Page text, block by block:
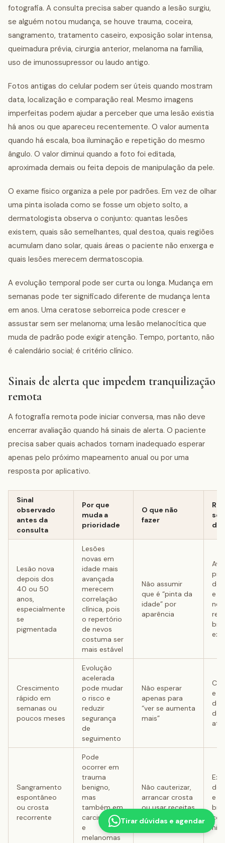
fotografia. A consulta precisa saber quando a lesão surgiu,
se alguém notou mudança, se houve trauma, coceira,
sangramento, tratamento caseiro, exposição solar intensa,
queimadura prévia, cirurgia anterior, melanoma na família,
uso de imunossupressor ou laudo antigo.
Fotos antigas do celular podem ser úteis quando mostram
data, localização e comparação real. Mesmo imagens
imperfeitas podem ajudar a perceber que uma lesão existia
há anos ou que apareceu recentemente. O valor aumenta
quando há escala, boa iluminação e repetição do mesmo
ângulo. O valor diminui quando a foto foi editada,
aproximada demais ou feita depois de manipulação da pele.
O exame físico organiza a pele por padrões. Em vez de olhar
uma pinta isolada como se fosse um objeto solto, a
dermatologista observa o conjunto: quantas lesões
existem, quais são semelhantes, qual destoa, quais regiões
acumulam dano solar, quais áreas o paciente não enxerga e
quais lesões merecem dermatoscopia.
A evolução temporal pode ser curta ou longa. Mudança em
semanas pode ter significado diferente de mudança lenta
em anos. Uma ceratose seborreica pode crescer e
assustar sem ser melanoma; uma lesão melanocítica que
muda de padrão pode exigir atenção. Tempo, portanto, não
é calendário social; é critério clínico.
Sinais de alerta que impedem tranquilização
remota
A fotografia remota pode iniciar conversa, mas não deve
encerrar avaliação quando há sinais de alerta. O paciente
precisa saber quais achados tornam inadequado esperar
apenas pelo próximo mapeamento anual ou por uma
resposta por aplicativo.
Sinal
observado
antes da
consulta
Por que
muda a
prioridade
O que não
fazer
Lesão nova
depois dos
40 ou 50
anos,
especialmente
se
pigmentada
Lesões
novas em
idade mais
avançada
merecem
correlação
clínica, pois
o repertório
de nevos
costuma ser
mais estável
Não assumir
que é “pinta da
idade” por
aparência
e
Crescimento
rápido em
semanas ou
poucos meses
Evolução
acelerada
pode mudar
o risco e
reduzir
segurança
de
seguimento
Não esperar
apenas para
“ver se aumenta
mais”
e
do
Sangramento
espontâneo
ou crosta
recorrente
Pode
ocorrer em
trauma
benigno,
mas
também em
carcinomas
e
melanomas
Não cauterizar,
arrancar crosta
ou usar receitas
caseiras
e
Tirar dúvidas e agendar